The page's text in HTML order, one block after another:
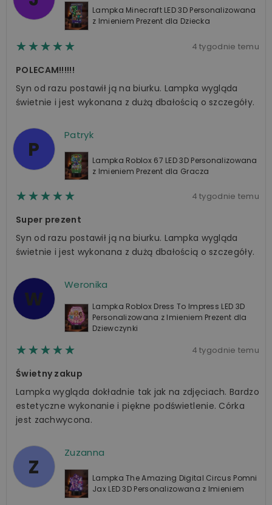
Lampka Minecraft LED 3D Personalizowana
z Imieniem Prezent dla Dziecka
☆☆☆☆☆
★★★★★ 4 tygodnie temu
POLECAM!!!!!!
Syn od razu postawił ją na biurku. Lampka wygląda
świetnie i jest wykonana z dużą dbałością o szczegóły.
P
Patryk
Lampka Roblox 67 LED 3D Personalizowana
z Imieniem Prezent dla Gracza
☆☆☆☆☆
★★★★★ 4 tygodnie temu
Super prezent
Syn od razu postawił ją na biurku. Lampka wygląda
świetnie i jest wykonana z dużą dbałością o szczegóły.
W
Weronika
Lampka Roblox Dress To Impress LED 3D
Personalizowana z Imieniem Prezent dla
Dziewczynki
☆☆☆☆☆
★★★★★ 4 tygodnie temu
Świetny zakup
Lampka wygląda dokładnie tak jak na zdjęciach. Bardzo
estetyczne wykonanie i piękne podświetlenie. Córka
jest zachwycona.
Z
Zuzanna
Lampka The Amazing Digital Circus Pomni
Jax LED 3D Personalizowana z Imieniem